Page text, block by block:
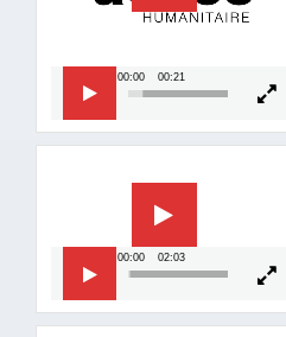
00:00 00:21
00:00 02:03